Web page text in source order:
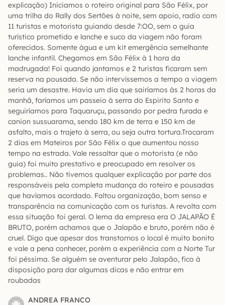
explicação) Iniciamos o roteiro original para São Félix, por
uma trilha do Rally dos Sertões à noite, sem apoio, radio com
11 turistas e motorista guiando desde 7:OO, sem o guia
turístico prometido e lanche e suco da viagem não foram
oferecidos. Somente água e um kit emergência semelhante
lanche infantil. Chegamos em São Félix à 1 hora da
madrugada! Foi quando jantamos e 2 turistas ficaram sem
reserva na pousada. Se não intervíssemos a tempo a viagem
seria um desastre. Havia um dia que sairíamos às 2 horas da
manhã, faríamos um passeio à serra do Espirito Santo e
seguiríamos para Taquaruçu, passando por pedra furada e
canion sussuarama, sendo 180 km de terra e 150 km de
asfalto, mais o trajeto à serra, ou seja outra tortura.Trocaram
2 dias em Mateiros por São Félix o que aumentou nosso
tempo na estrada. Vale ressaltar que o motorista (e não
guia) foi muito prestativo e preocupado em resolver os
problemas.. Não tivemos qualquer explicação por parte dos
responsáveis pela completa mudança do roteiro e pousadas
que havíamos acordado. Faltou organização, bom senso e
transparência na comunicação com os turistas. A revolta com
essa situação foi geral. O lema da empresa era O JALAPÃO É
BRUTO, porém achamos que o Jalapão e bruto, porém não é
cruel. Digo que apesar dos transtornos o local é muito bonito
e vale a pena conhecer, porém a experiência com a Norte Tur
foi péssima. Se alguém se aventurar pelo Jalapão, fico à
disposição para dar algumas dicas e não entrar em
roubadas
ANDREA FRANCO